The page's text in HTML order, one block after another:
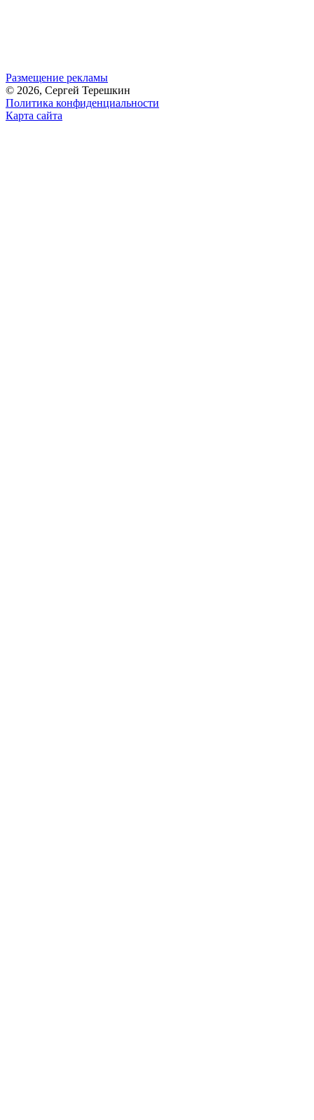
Размещение рекламы
© 2026, Сергей Терешкин
Политика конфиденциальности
Карта сайта